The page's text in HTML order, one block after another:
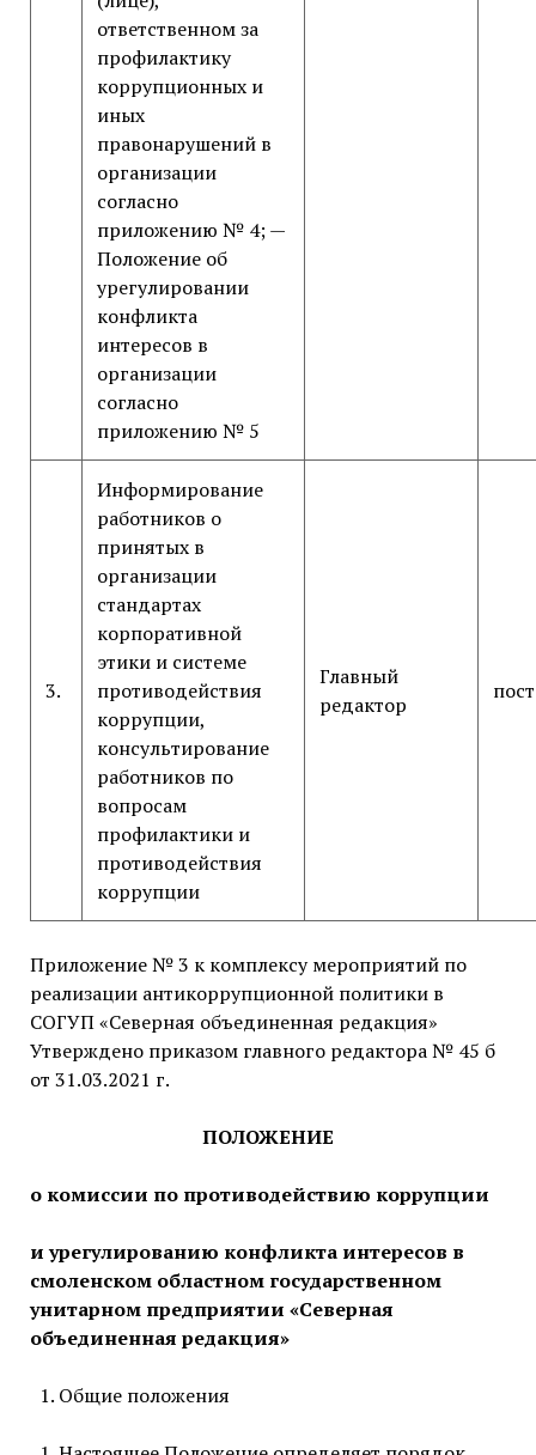
ответственном за
профилактику
коррупционных и
иных
правонарушений в
организации
согласно
приложению № 4; —
Положение об
урегулировании
конфликта
интересов в
организации
согласно
приложению № 5
3.
Информирование
работников о
принятых в
организации
стандартах
корпоративной
этики и системе
противодействия
коррупции,
консультирование
работников по
вопросам
профилактики и
противодействия
коррупции
Главный
редактор
Приложение № 3 к комплексу мероприятий по
реализации антикоррупционной политики в
СОГУП «Северная объединенная редакция»
Утверждено приказом главного редактора № 45 б
от 31.03.2021 г.
ПОЛОЖЕНИЕ
о комиссии по противодействию коррупции
и урегулированию конфликта интересов в
смоленском областном государственном
унитарном предприятии «Северная
объединенная редакция»
Общие положения